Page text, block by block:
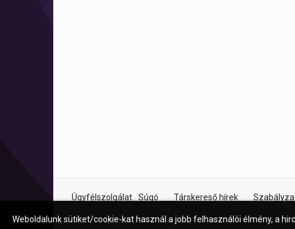
Ügyfélszolgálat Súgó Társkereső hírek
Weboldalunk sütiket/cookie-kat használ a jobb felhasználói élmény, a